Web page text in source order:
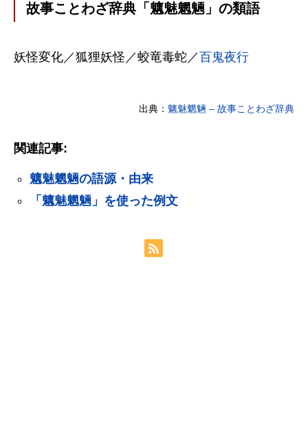
故事ことわざ辞典「魑魅魍魎」の類語
妖怪変化／狐狸妖怪／蛟竜毒蛇／百鬼夜行
出典： 魑魅魍魎 – 故事ことわざ辞典
関連記事:
魑魅魍魎の語源・由来
「魑魅魍魎」を使った例文